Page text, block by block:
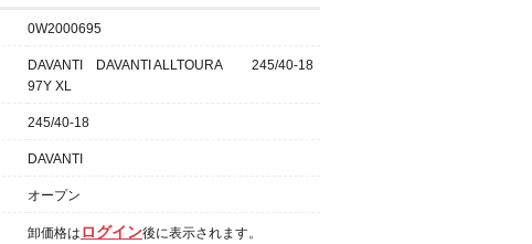
0W2000695
DAVANTI DAVANTI ALLTOURA 245/40-18
97Y XL
245/40-18
DAVANTI
オープン
卸価格は ログイン後に表示されます。